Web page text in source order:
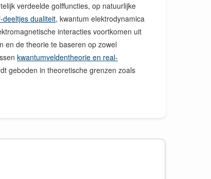
verdeelde golffuncties, op natuurlijke
deeltjes dualiteit, kwantum elektrodynamica
interacties voortkomen uit
en de theorie te baseren op zowel
kwantumveldentheorie en real-
geboden in theoretische grenzen zoals